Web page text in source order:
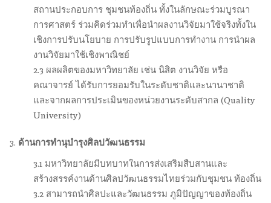
สถานประกอบการ ชุมชนท้องถิ่น ทั้งในลักษณะร่วมบูรณา
การศาสตร์ ร่วมคิดร่วมทำเพื่อนำผลงานวิจัยมาใช้จริงทั้งใน
เชิงการปรับนโยบาย การปรับรูปแบบการทำงาน การนำผล
งานวิจัยมาใช้เชิงพาณิชย์
2.3 ผลผลิตของมหาวิทยาลัย เช่น นิสิต งานวิจัย หรือ
คณาจารย์ ได้รับการยอมรับในระดับชาติและนานาชาติ
และจากผลการประเมินของหน่วยงานระดับสากล (Quality
University)
ด้านการทำนุบำรุงศิลปวัฒนธรรม
3.1 มหาวิทยาลัยมีบทบาทในการส่งเสริมสืบสานและ
สร้างสรรค์งานด้านศิลปวัฒนธรรมไทยร่วมกับชุมชน ท้องถิ่น
3.2 สามารถนำศิลปะและวัฒนธรรม ภูมิปัญญาของท้องถิ่น